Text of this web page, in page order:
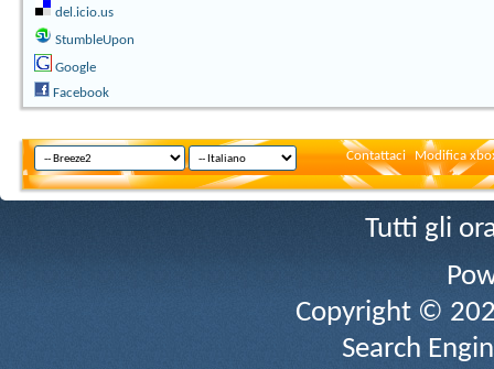
del.icio.us
StumbleUpon
Google
Facebook
Contattaci Modifica
Tutti gli
Copyright ©
Search